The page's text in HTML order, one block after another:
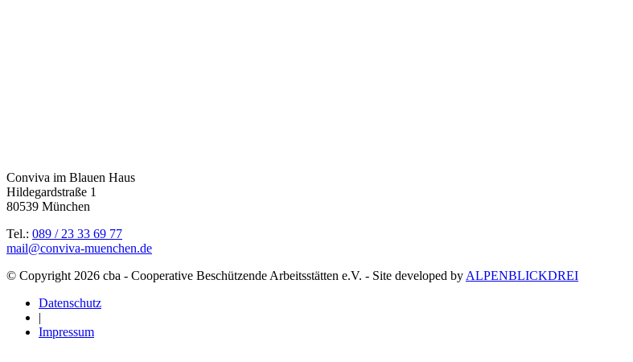
Conviva im Blauen Haus
Hildegardstraße 1
80539 München
Tel.: 089 / 23 33 69 77
mail@conviva-muenchen.de
© Copyright 2026 cba - Cooperative Beschützende Arbeitsstätten e.V. - Site developed by ALPENBLICKDREI
Datenschutz
|
Impressum